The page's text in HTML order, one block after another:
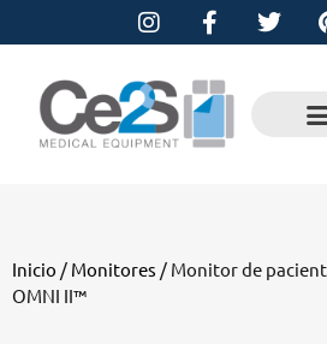
Inicio / Monitores / Monitor de
OMNI II™